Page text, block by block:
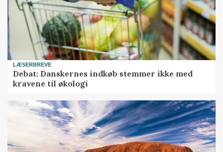
LÆSERBREVE
Debat: Danskernes indkøb stemmer ikke med
kravene til økologi